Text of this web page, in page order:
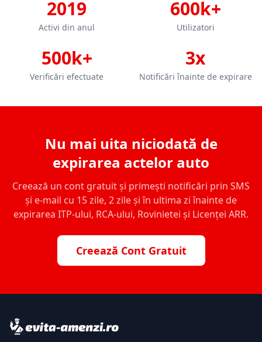
2019
Activi din anul
600k+
Utilizatori
500k+
Verificări efectuate
3x
Notificări înainte de expirare
Nu mai uita niciodată de
expirarea actelor auto
Creează un cont gratuit și primești notificări prin SMS
și e-mail cu 15 zile, 2 zile și în ultima zi înainte de
expirarea ITP-ului, RCA-ului, Rovinietei și Licenței ARR.
Creează Cont Gratuit